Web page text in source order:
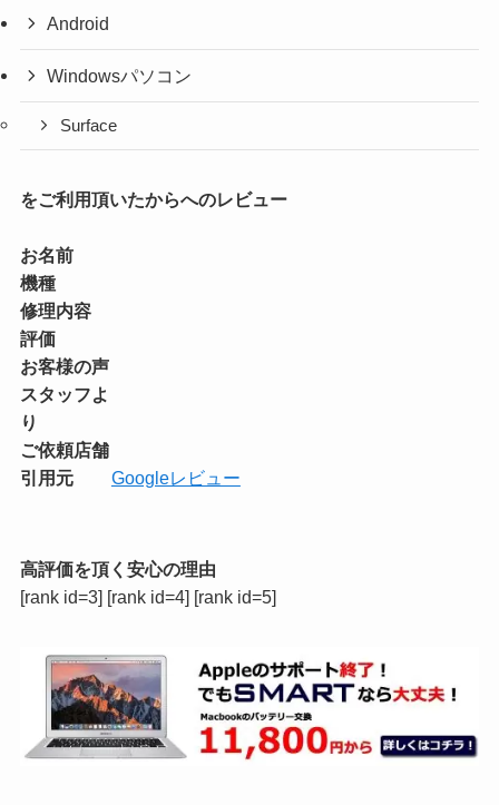
Android
Windowsパソコン
Surface
をご利用頂いたからへのレビュー
お名前
機種
修理内容
評価
お客様の声
スタッフよ
り
ご依頼店舗
引用元
Googleレビュー
高評価を頂く安心の理由
[rank id=3] [rank id=4] [rank id=5]